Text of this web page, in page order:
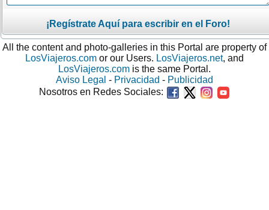
¡Regístrate Aquí para escribir en el Foro!
All the content and photo-galleries in this Portal are property of
LosViajeros.com or our Users. LosViajeros.net, and
LosViajeros.com is the same Portal.
Aviso Legal - Privacidad - Publicidad
Nosotros en Redes Sociales: